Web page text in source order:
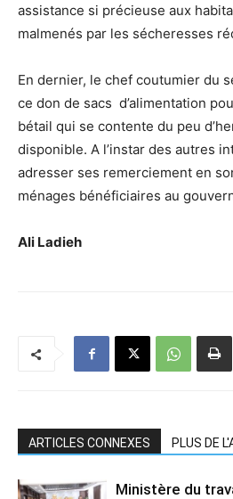
assistance si précieuse aux
malmenés par les sécheresses
En dernier, le chef coutumier du
ce don de sacs d’alimentation
bétail qui se contente du peu
disponible. A l’instar des autres
adresser ses remerciement en
ménages bénéficiaires au
Ali Ladieh
ARTICLES CONNEXES PLUS DE
Ministère du